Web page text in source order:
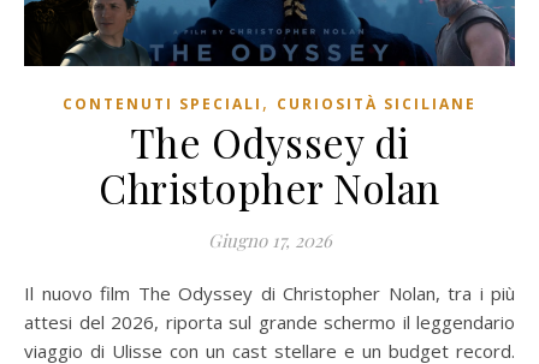
CONTENUTI SPECIALI , CURIOSITÀ SICILIANE
The Odyssey di
Christopher Nolan
Giugno 17, 2026
Il nuovo film The Odyssey di Christopher Nolan, tra i più
attesi del 2026, riporta sul grande schermo il leggendario
viaggio di Ulisse con un cast stellare e un budget record.